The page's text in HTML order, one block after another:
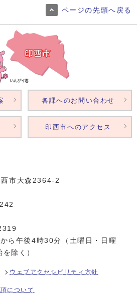
ページの先頭へ戻る
市大森2364‐2
ら午後4時30分（土曜日・日曜
除く）
ウェブアクセシビリティ方針
について
各課へのお問い合わせ
印西市へのアクセス